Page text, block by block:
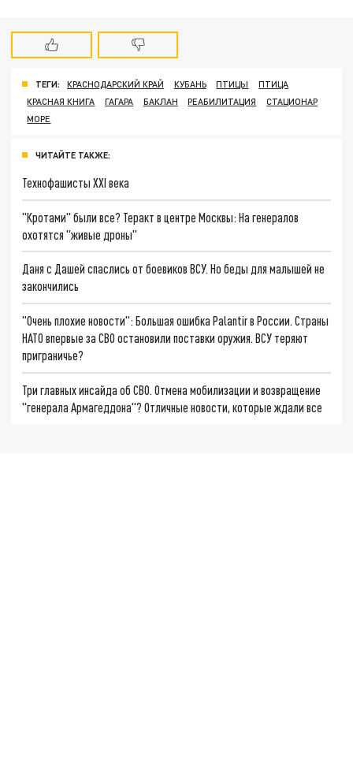
ТЕГИ: КРАСНОДАРСКИЙ КРАЙ КУБАНЬ ПТИЦЫ
ПТИЦА
КРАСНАЯ КНИГА
ГАГАРА БАКЛАН РЕАБИЛИТАЦИЯ
СТАЦИОНАР
МОРЕ
ЧИТАЙТЕ ТАКЖЕ:
Технофашисты XXI века
"Кротами" были все? Теракт в центре Москвы: На генералов
охотятся "живые дроны"
Даня с Дашей спаслись от боевиков ВСУ. Но беды для малышей не
закончились
"Очень плохие новости": Большая ошибка Palantir в России. Страны
НАТО впервые за СВО остановили поставки оружия. ВСУ теряют
приграничье?
Три главных инсайда об СВО. Отмена мобилизации и возвращение
"генерала Армагеддона"? Отличные новости, которые ждали все